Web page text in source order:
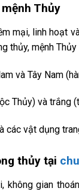
Thủy
mại, linh hoạt
thủy, mệnh
và Tây Nam
Thủy) và trắng
các vật dụng
thủy tại
không gian